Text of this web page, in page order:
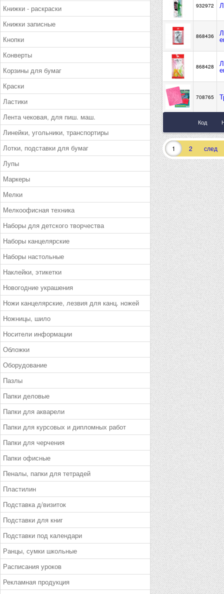
Книжки - раскраски
Книжки записные
Кнопки
Конверты
Корзины для бумаг
Краски
Ластики
Лента чековая, для пиш. маш.
Линейки, угольники, транспортиры
Лотки, подставки для бумаг
Лупы
Маркеры
Мелки
Мелкоофисная техника
Наборы для детского творчества
Наборы канцелярские
Наборы настольные
Наклейки, этикетки
Новогодние украшения
Ножи канцелярские, лезвия для канц. ножей
Ножницы, шило
Носители информации
Обложки
Оборудование
Пазлы
Папки деловые
Папки для акварели
Папки для курсовых и дипломных работ
Папки для черчения
Папки офисные
Пеналы, папки для тетрадей
Пластилин
Подставка д/визиток
Подставки для книг
Подставки под календари
Ранцы, сумки школьные
Расписания уроков
Рекламная продукция
Код
932972
868436
868428
708765
1 2 след